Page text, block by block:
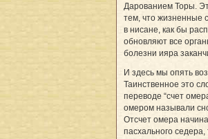
Дарованием Торы.
тем, что жизненные
в нисане, как бы
обновляют все
болезни ияра
И здесь мы опять
Таинственное это
переводе “счет
омером называли
Отсчет омера
пасхального